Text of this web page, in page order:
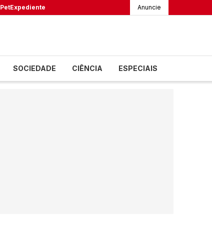
PetExpediente Anuncie
SOCIEDADE CIÊNCIA ESPECIAIS